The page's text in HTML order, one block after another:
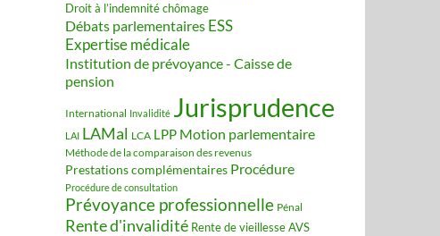
Droit à l’indemnité chômage
Débats parlementaires ESS
Expertise médicale
Institution de prévoyance - Caisse de
pension
International Invalidité Jurisprudence
LAI LAMal LCA LPP Motion parlementaire
Méthode de la comparaison des revenus
Prestations complémentaires Procédure
Procédure de consultation
Prévoyance professionnelle Pénal
Rente d'invalidité Rente de vieillesse AVS